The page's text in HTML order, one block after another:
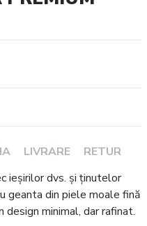
LIVRARE
RETUR
ieșirilor dvs. și ținutelor
geanta din piele moale fină
design minimal, dar rafinat.